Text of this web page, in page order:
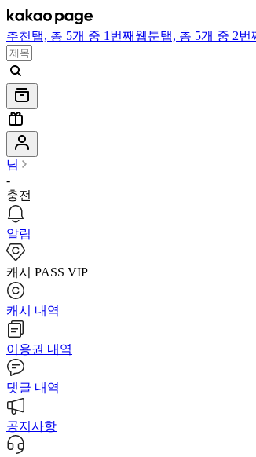
추천 탭, 총 5개 중 1번째 웹툰탭, 총 5개 중 2번
님
-
충전
알림
캐시 PASS VIP
캐시 내역
이용권 내역
댓글 내역
공지사항